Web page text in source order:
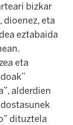
bizkar
dioenez, eta
eztabaida
eta
”
”, alderdien
” dituztela